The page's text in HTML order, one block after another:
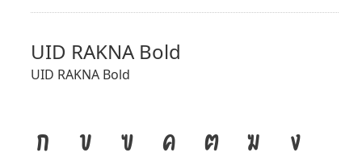
UID RAKNA Bold
UID RAKNA Bold
ก ข ฃ ค ฅ ฆ
ง